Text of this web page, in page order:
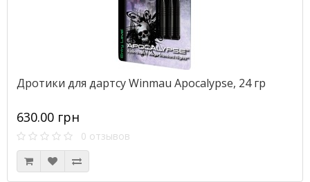
Дротики для дартсу Winmau Apocalypse, 24 гр
630.00 грн
0 отзывов